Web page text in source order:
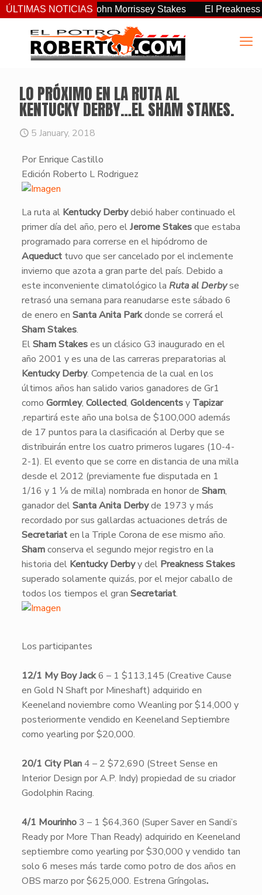
ÚLTIMAS NOTICIASdel John Morrissey Stakes El Preakness
LO PRÓXIMO EN LA RUTA AL
KENTUCKY DERBY…EL SHAM STAKES.
5 January, 2018
Por Enrique Castillo
​Edición Roberto L Rodriguez
​La ruta al Kentucky Derbydebió haber continuado el
primer día del año, pero elJerome Stakesque estaba
programado para correrse en el hipódromo de
Aqueducttuvo que ser cancelado por el inclemente
invierno que azota a gran parte del país. Debido a
este inconveniente climatológico la Ruta al Derbyse
retrasó una semana para reanudarse este sábado 6
de enero en Santa Anita Parkdonde se correrá el
Sham Stakes.
​ElSham Stakeses un clásico G3 inaugurado en el
año 2001 y es una de las carreras preparatorias al
Kentucky Derby. Competencia de la cual en los
últimos años han salido varios ganadores de Gr1
como Gormley, Collected, Goldencentsy Tapizar
,repartirá este año una bolsa de $100,000 además
de 17 puntos para la clasificación al Derby que se
distribuirán entre los cuatro primeros lugares (10-4-
2-1). El evento que se corre en distancia de una milla
desde el 2012 (previamente fue disputada en 1
1/16 y 1 ⅛ de milla) nombrada en honor de Sham,
ganador delSanta Anita Derbyde 1973 y más
recordado por sus gallardas actuaciones detrás de
Secretariaten la Triple Corona de ese mismo año.
Shamconserva el segundo mejor registro en la
historia del Kentucky Derbyy del Preakness Stakes
superado solamente quizás, por el mejor caballo de
todos los tiempos el gran Secretariat.
​​Los participantes
12/1 My Boy Jack6 – 1 $113,145 (Creative Cause
en Gold N Shaft por Mineshaft) adquirido en
Keeneland noviembre como Weanling por $14,000 y
posteriormente vendido en Keeneland Septiembre
como yearling por $20,000.
20/1 City Plan4 – 2 $72,690 (Street Sense en
Interior Design por A.P. Indy) propiedad de su criador
Godolphin Racing.
4/1 Mourinho3 – 1 $64,360 (Super Saver en Sandi’s
Ready por More Than Ready) adquirido en Keeneland
septiembre como yearling por $30,000 y vendido tan
solo 6 meses más tarde como potro de dos años en
OBS marzo por $625,000. Estrena Gríngolas.